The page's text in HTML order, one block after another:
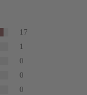
17
1
0
0
0